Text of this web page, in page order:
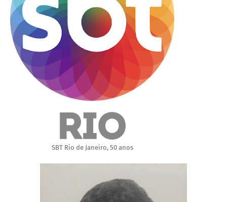
SBT Rio de Janeiro, 50 anos